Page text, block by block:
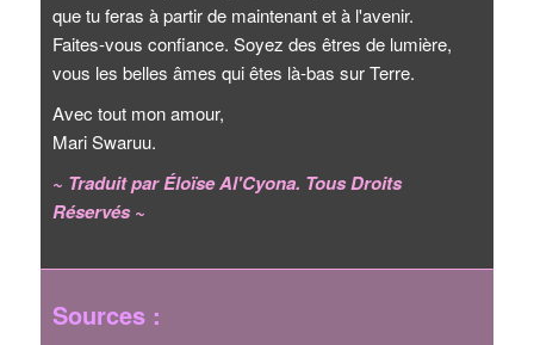
que tu feras à partir de maintenant et à l'avenir.
Faites-vous confiance. Soyez des êtres de lumière,
vous les belles âmes qui êtes là-bas sur Terre.
Avec tout mon amour,
Mari Swaruu.
~ Traduit par Éloïse Al'Cyona. Tous Droits
Réservés ~
Sources :